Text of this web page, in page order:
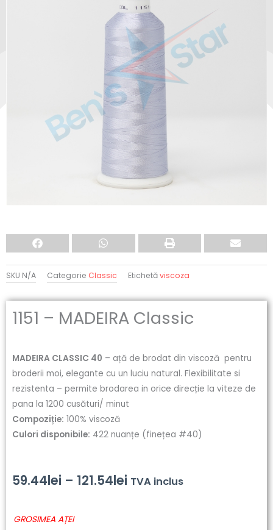
SKU N/A Categorie Classic Etichetăviscoza
1151 – MADEIRA Classic
MADEIRA CLASSIC 40 – ață de brodat din viscoză pentru
broderii moi, elegante cu un luciu natural. Flexibilitate si
rezistenta – permite brodarea in orice direcție la viteze de
pana la 1200 cusături/ minut
Compoziție: 100% viscoză
Culori disponibile: 422 nuanțe (finețea #40)
59.44lei – 121.54lei Interval
TVA inclus
GROSIMEA AȚEI
Cantitate